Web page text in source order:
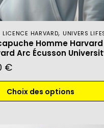
LICENCE HARVARD, UNIVERS
Homme
Arc Écusson
€
Choix des options